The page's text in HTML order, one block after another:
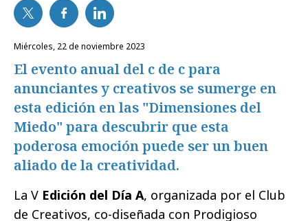
miércoles, 22 de noviembre 2023
El evento anual del c de c para
anunciantes y creativos se sumerge en
esta edición en las "Dimensiones del
Miedo" para descubrir que esta
poderosa emoción puede ser un buen
aliado de la creatividad.
La V Edición del Día A, organizada por el Club
de Creativos, co-diseñada con Prodigioso